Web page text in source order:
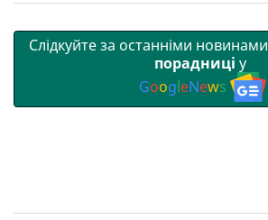
Слідкуйте за останніми новинами
порадниці у
GoogleNews